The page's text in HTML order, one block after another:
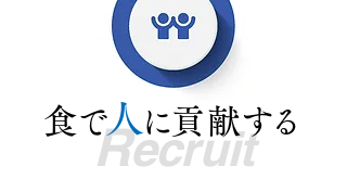
Recruit
食で人 に貢献する